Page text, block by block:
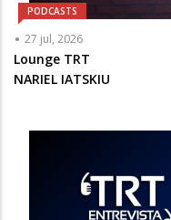
PODCASTS
27 jul, 2026
Articulista
ou
Chamada
Lounge TRT
NARIEL IATSKIU